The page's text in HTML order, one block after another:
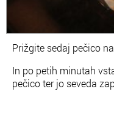
Prižgite sedaj pečico na
In po petih minutah
pečico ter jo seveda